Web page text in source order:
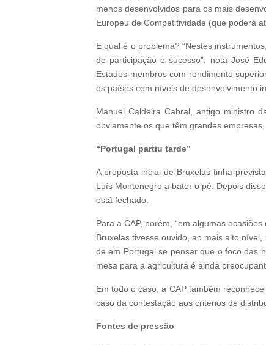
menos desenvolvidos para os mais
Europeu de Competitividade (que poderá
E qual é o problema? “Nestes
de participação e sucesso”, nota José
Estados-membros com rendimento
os países com níveis de desenvolvimento
Manuel Caldeira Cabral, antigo ministro
obviamente os que têm grandes
“Portugal partiu tarde”
A proposta incial de Bruxelas tinha
Luís Montenegro a bater o pé. Depois
está fechado.
Para a CAP, porém, “em algumas
Bruxelas tivesse ouvido, ao mais alto
de em Portugal se pensar que o foco das
mesa para a agricultura é ainda
Em todo o caso, a CAP também
caso da contestação aos critérios de
Fontes de pressão